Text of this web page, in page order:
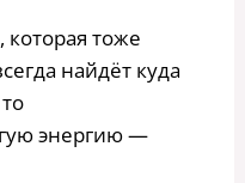
тоже
найдёт куда
энергию —